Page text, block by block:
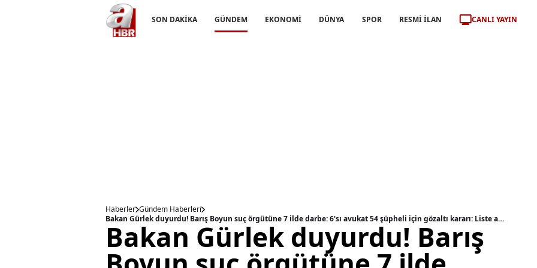
SON DAKİKA GÜNDEM EKONOMİ DÜNYA SPOR RESMİ İLAN CANLI YAYIN
Haberler Gündem Haberleri
Bakan Gürlek duyurdu! Barış Boyun suç örgütüne 7 ilde darbe: 6'sı avukat 54 şüpheli için gözaltı kararı: Liste ahaber.com.tr'de
Bakan Gürlek duyurdu! Barış